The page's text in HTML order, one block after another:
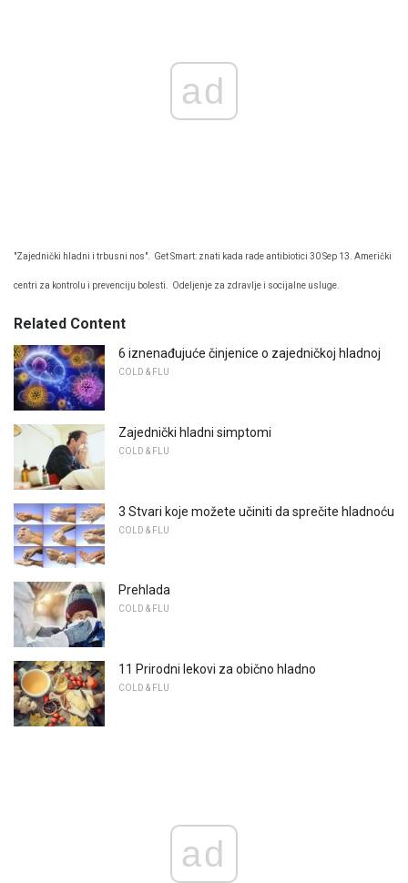
ad
"Zajednički hladni i trbusni nos". Get Smart: znati kada rade antibiotici 30 Sep 13. Američki
centri za kontrolu i prevenciju bolesti. Odeljenje za zdravlje i socijalne usluge.
Related Content
6 iznenađujuće činjenice o zajedničkoj hladnoj
COLD & FLU
Zajednički hladni simptomi
COLD & FLU
3 Stvari koje možete učiniti da sprečite hladnoću
COLD & FLU
Prehlada
COLD & FLU
11 Prirodni lekovi za obično hladno
COLD & FLU
ad